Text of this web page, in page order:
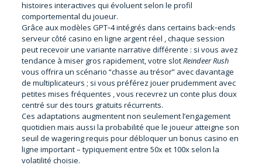
histoires interactives qui évoluent selon le profil
comportemental du joueur.
Grâce aux modèles GPT‑4 intégrés dans certains back‑ends
serveur côté casino en ligne argent réel , chaque session
peut recevoir une variante narrative différente : si vous avez
tendance à miser gros rapidement, votre slotReindeer Rush
vous offrira un scénario “chasse au trésor” avec davantage
de multiplicateurs ; si vous préférez jouer prudemment avec
petites mises fréquentes , vous recevrez un conte plus doux
centré sur des tours gratuits récurrents.
Ces adaptations augmentent non seulement l’engagement
quotidien mais aussi la probabilité que le joueur atteigne son
seuil de wagering requis pour débloquer un bonus casino en
ligne important – typiquement entre 50x et 100x selon la
volatilité choisie.